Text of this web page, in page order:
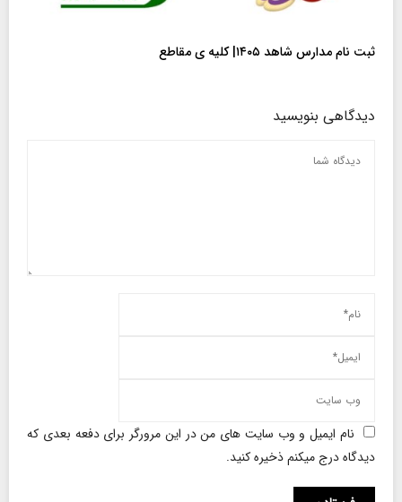
ثبت نام مدارس شاهد ۱۴۰۵| کلیه ی مقاطع
دیدگاهی بنویسید
نام ایمیل و وب سایت های من در این مرورگر برای دفعه بعدی که
دیدگاه درج میکنم ذخیره کنید.